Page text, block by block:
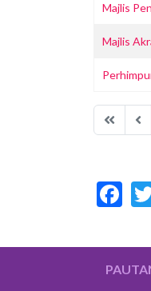
Majlis
Majlis